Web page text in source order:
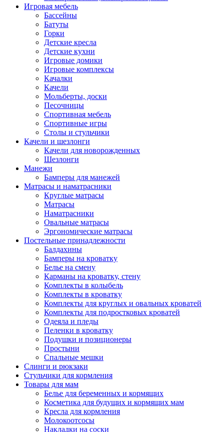
Игровая мебель
Бассейны
Батуты
Горки
Детские кресла
Детские кухни
Игровые домики
Игровые комплексы
Качалки
Качели
Мольберты, доски
Песочницы
Спортивная мебель
Спортивные игры
Столы и стульчики
Качели и шезлонги
Качели для новорожденных
Шезлонги
Манежи
Бамперы для манежей
Матрасы и наматрасники
Круглые матрасы
Матрасы
Наматрасники
Овальные матрасы
Эргономические матрасы
Постельные принадлежности
Балдахины
Бамперы на кроватку
Белье на смену
Карманы на кроватку, стену
Комплекты в колыбель
Комплекты в кроватку
Комплекты для круглых и овальных кроватей
Комплекты для подростковых кроватей
Одеяла и пледы
Пеленки в кроватку
Подушки и позиционеры
Простыни
Спальные мешки
Слинги и рюкзаки
Стульчики для кормления
Товары для мам
Белье для беременных и кормящих
Косметика для будущих и кормящих мам
Кресла для кормления
Молокоотсосы
Накладки на соски